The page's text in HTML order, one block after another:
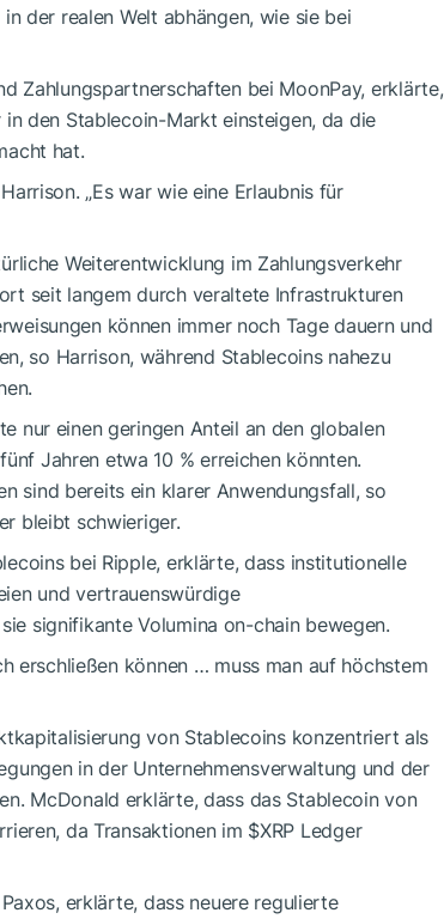
der realen Welt abhängen, wie sie bei
Zahlungspartnerschaften bei MoonPay, erklärte,
den Stablecoin-Markt einsteigen, da die
hat.
„Es war wie eine Erlaubnis für
Weiterentwicklung im Zahlungsverkehr
seit langem durch veraltete Infrastrukturen
können immer noch Tage dauern und
so Harrison, während Stablecoins nahezu
nur einen geringen Anteil an den globalen
Jahren etwa 10 % erreichen könnten.
sind bereits ein klarer Anwendungsfall, so
bleibt schwieriger.
bei Ripple, erklärte, dass institutionelle
und vertrauenswürdige
signifikante Volumina on-chain bewegen.
erschließen können … muss man auf höchstem
von Stablecoins konzentriert als
in der Unternehmensverwaltung und der
McDonald erklärte, dass das Stablecoin von
da Transaktionen im $XRP Ledger
erklärte, dass neuere regulierte